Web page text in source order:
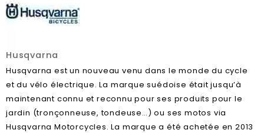
Husqvarna
Husqvarna est un nouveau venu dans le monde du cycle
et du vélo électrique. La marque suédoise était jusqu’à
maintenant connu et reconnu pour ses produits pour le
jardin (tronçonneuse, tondeuse…) ou ses motos via
Husqvarna Motorcycles. La marque a été achetée en 2013